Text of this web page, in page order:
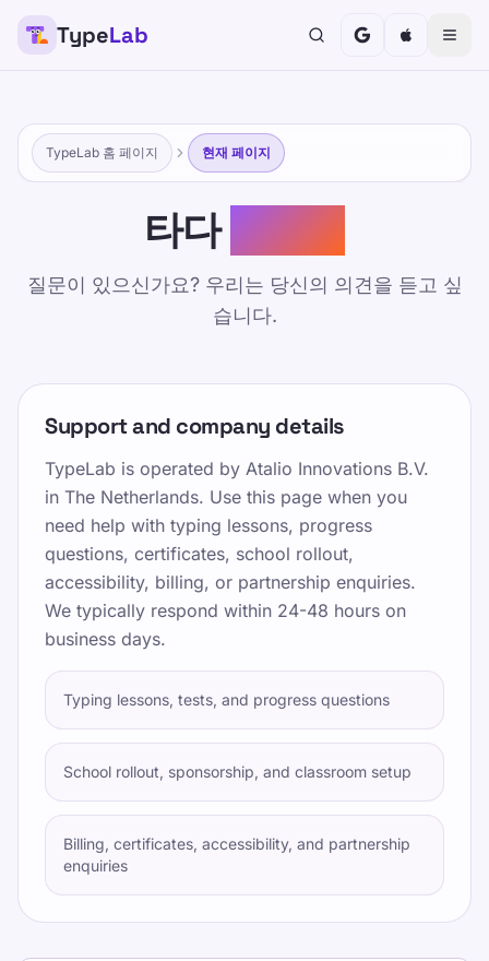
TypeLab
TypeLab 홈 페이지 현재 페이지
타다만지다
질문이 있으신가요? 우리는 당신의 의견을 듣고 싶
습니다.
Support and company details
TypeLab is operated by Atalio Innovations B.V.
in The Netherlands. Use this page when you
need help with typing lessons, progress
questions, certificates, school rollout,
accessibility, billing, or partnership enquiries.
We typically respond within 24-48 hours on
business days.
Typing lessons, tests, and progress questions
School rollout, sponsorship, and classroom setup
Billing, certificates, accessibility, and partnership
enquiries